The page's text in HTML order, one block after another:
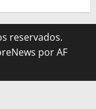
reservados.
por AF